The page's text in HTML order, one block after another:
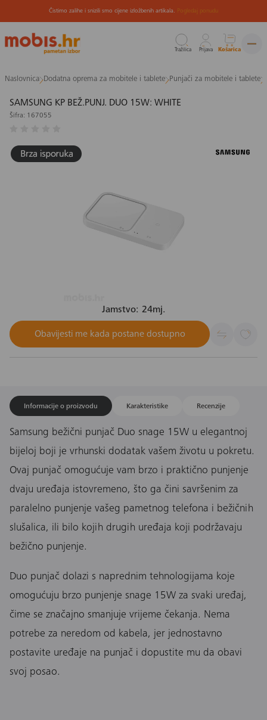
na
Čistimo zalihe i snizili smo cijene izložbenih artikala. Pogledaj ponudu
Tražilica Prijava Košarica
Naslovnica Dodatna oprema za mobitele i tablete Punjači za mobitele i tablete
SAMSUNG KP BEŽ.PUNJ. DUO 15W: WHITE
Šifra: 167055
Jamstvo: 24mj.
Obavijesti me kada postane dostupno
Informacije o proizvodu Karakteristike Recenzije
Samsung bežični punjač Duo snage 15W u elegantnoj
bijeloj boji je vrhunski dodatak vašem životu u pokretu.
Ovaj punjač omogućuje vam brzo i praktično punjenje
dvaju uređaja istovremeno, što ga čini savršenim za
paralelno punjenje vašeg pametnog telefona i bežičnih
slušalica, ili bilo kojih drugih uređaja koji podržavaju
bežično punjenje.
Duo punjač dolazi s naprednim tehnologijama koje
omogućuju brzo punjenje snage 15W za svaki uređaj,
čime se značajno smanjuje vrijeme čekanja. Nema
potrebe za neredom od kabela, jer jednostavno
postavite uređaje na punjač i dopustite mu da obavi
svoj posao.